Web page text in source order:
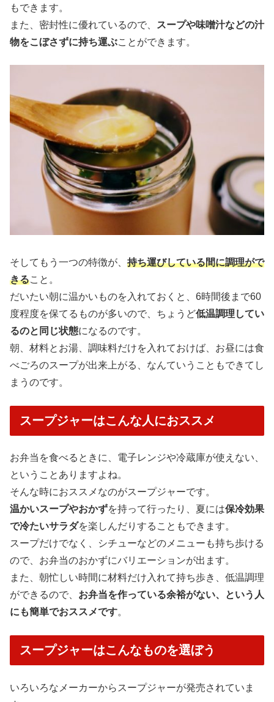
もできます。
また、密封性に優れているので、 スープや味噌汁などの汁
物をこぼさずに持ち運ぶことができます。
そしてもう一つの特徴が、 持ち運びしている間に調理がで
きること。
だいたい朝に温かいものを入れておくと、6時間後まで60
度程度を保てるものが多いので、ちょうど低温調理してい
るのと同じ状態になるのです。
朝、材料とお湯、調味料だけを入れておけば、お昼には食
べごろのスープが出来上がる、なんていうこともできてし
まうのです。
スープジャーはこんな人におススメ
お弁当を食べるときに、電子レンジや冷蔵庫が使えない、
ということありますよね。
そんな時におススメなのがスープジャーです。
温かいスープやおかずを持って行ったり、夏には保冷効果
で冷たいサラダを楽しんだりすることもできます。
スープだけでなく、シチューなどのメニューも持ち歩ける
ので、お弁当のおかずにバリエーションが出ます。
また、朝忙しい時間に材料だけ入れて持ち歩き、低温調理
ができるので、 お弁当を作っている余裕がない、という人
にも簡単でおススメです。
スープジャーはこんなものを選ぼう
いろいろなメーカーからスープジャーが発売されていま